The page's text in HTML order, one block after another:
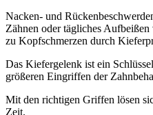
Nacken- und
Zähnen oder tägliches
zu Kopfschmerzen durch
Das Kiefergelenk ist ein
größeren Eingriffen der
Mit den richtigen Griffen lösen
Zeit.